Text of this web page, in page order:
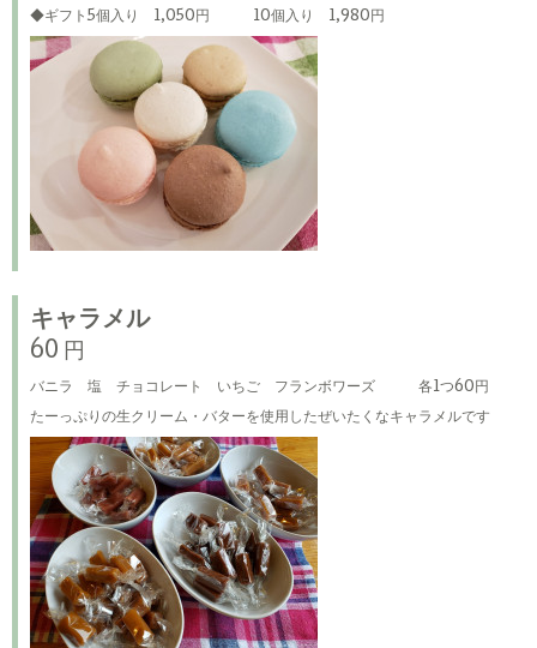
◆ギフト5個入り 1,050円 10個入り 1,980円
キャラメル
60 円
バニラ 塩 チョコレート いちご フランボワーズ 各1つ60円
たーっぷりの生クリーム・バターを使用したぜいたくなキャラメルです